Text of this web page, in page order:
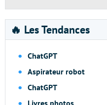
🔥 Les Tendances
ChatGPT
Aspirateur robot
ChatGPT
Livres photos